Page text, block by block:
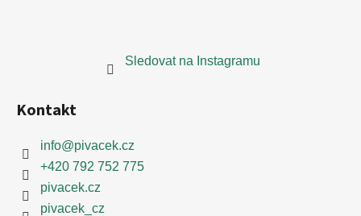
Sledovat na Instagramu
Kontakt
info@pivacek.cz
+420 792 752 775
pivacek.cz
pivacek_cz